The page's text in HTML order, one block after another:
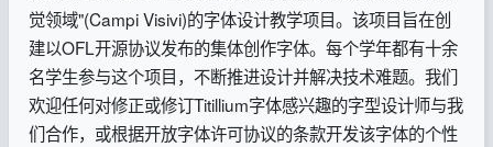
觉领域"(Campi Visivi)的字体设计教学项目。该项目旨在创
建以OFL开源协议发布的集体创作字体。每个学年都有十余
名学生参与这个项目，不断推进设计并解决技术难题。我们
欢迎任何对修正或修订Titillium字体感兴趣的字型设计师与我
们合作，或根据开放字体许可协议的条款开发该字体的个性